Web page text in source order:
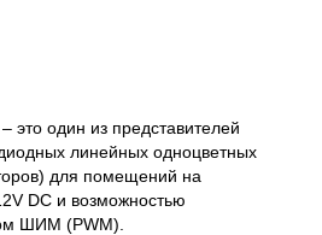
это один из представителей
линейных одноцветных
для помещений на
DC и возможностью
ШИМ (PWM).